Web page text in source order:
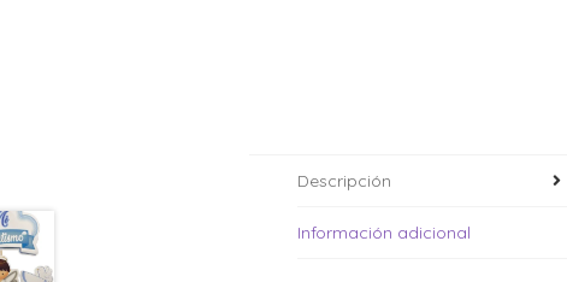
Descripción
Información adicional